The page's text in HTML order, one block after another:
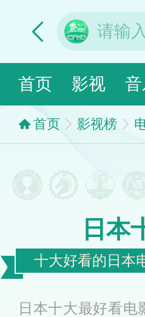
首页 影视
首页 影视榜
日本
十大好看的日本
日本十大最好看